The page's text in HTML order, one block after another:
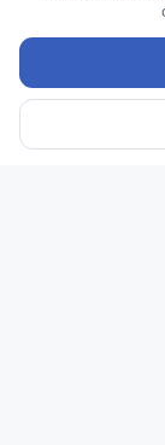
Читать дальше